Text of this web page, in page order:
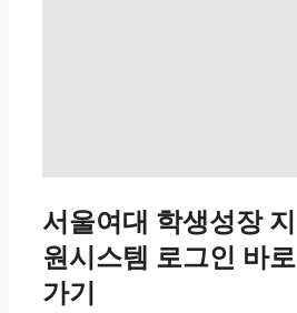
서울여대 학생성장 지
원시스템 로그인 바로
가기